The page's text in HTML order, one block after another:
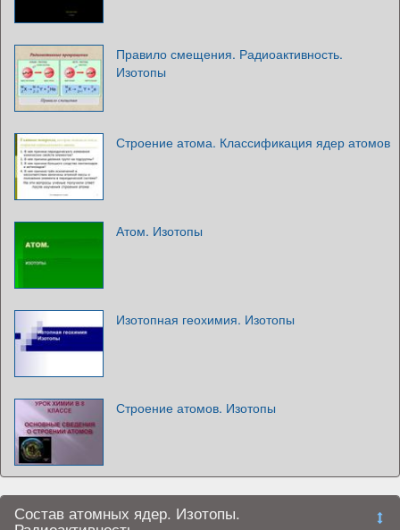
Правило смещения. Радиоактивность.
Изотопы
Строение атома. Классификация ядер атомов
Атом. Изотопы
Изотопная геохимия. Изотопы
Строение атомов. Изотопы
Состав атомных ядер. Изотопы.